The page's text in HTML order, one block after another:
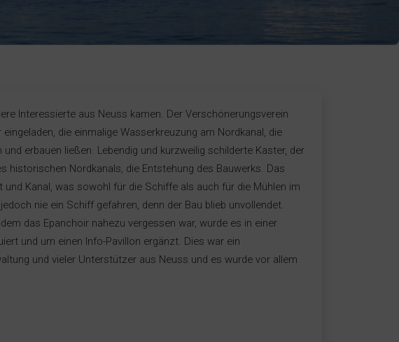
Interessierte aus Neuss kamen. Der Verschönerungsverein
die einmalige Wasserkreuzung am Nordkanal, die
erbauen ließen. Lebendig und kurzweilig schilderte Kaster, der
historischen Nordkanals, die Entstehung des Bauwerks. Das
Kanal, was sowohl für die Schiffe als auch für die Mühlen im
nie ein Schiff gefahren, denn der Bau blieb unvollendet.
das Epanchoir nahezu vergessen war, wurde es in einer
und um einen Info-Pavillon ergänzt. Dies war ein
und vieler Unterstützer aus Neuss und es wurde vor allem